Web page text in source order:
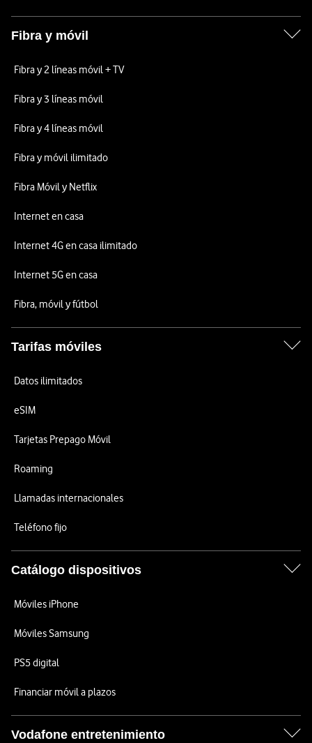
Fibra y móvil
Fibra y 2 líneas móvil + TV
Fibra y 3 líneas móvil
Fibra y 4 líneas móvil
Fibra y móvil ilimitado
Fibra Móvil y Netflix
Internet en casa
Internet 4G en casa ilimitado
Internet 5G en casa
Fibra, móvil y fútbol
Tarifas móviles
Datos ilimitados
eSIM
Tarjetas Prepago Móvil
Roaming
Llamadas internacionales
Teléfono fijo
Catálogo dispositivos
Móviles iPhone
Móviles Samsung
PS5 digital
Financiar móvil a plazos
Vodafone entretenimiento